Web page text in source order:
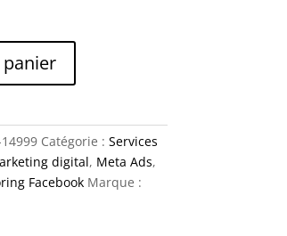
14999 Catégorie : Services
digital, Meta Ads,
Facebook Marque :